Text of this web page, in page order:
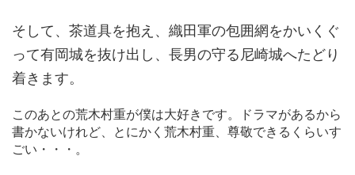
そして、茶道具を抱え、織田軍の包囲網をかいくぐ
って有岡城を抜け出し、長男の守る尼崎城へたどり
着きます。
このあとの荒木村重が僕は大好きです。ドラマがあるから
書かないけれど、とにかく荒木村重、尊敬できるくらいす
ごい・・・。